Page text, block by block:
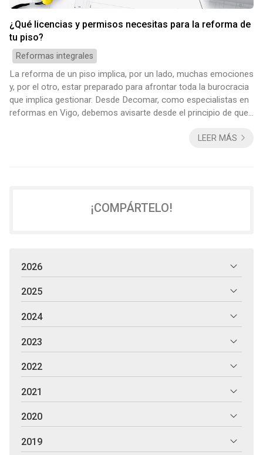
¿Qué licencias y permisos necesitas para la reforma de
tu piso?
Reformas integrales
La reforma de un piso implica, por un lado, muchas emociones
y, por el otro, estar preparado para afrontar toda la burocracia
que implica gestionar. Desde Decomar, como especialistas en
reformas en Vigo, debemos avisarte desde el principio de que
correctamente las licencias y permisos adecuados. ¿Pero
LEER MÁS
¡COMPÁRTELO!
2026
2025
2024
2023
2022
2021
2020
2019